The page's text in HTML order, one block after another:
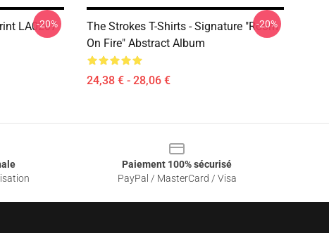
LA0207
-20%
The Strokes T-Shirts - Signature "Room
On Fire" Abstract Album
24,38 € - 28,06 €
-20%
Paiement 100% sécurisé
PayPal / MasterCard / Visa